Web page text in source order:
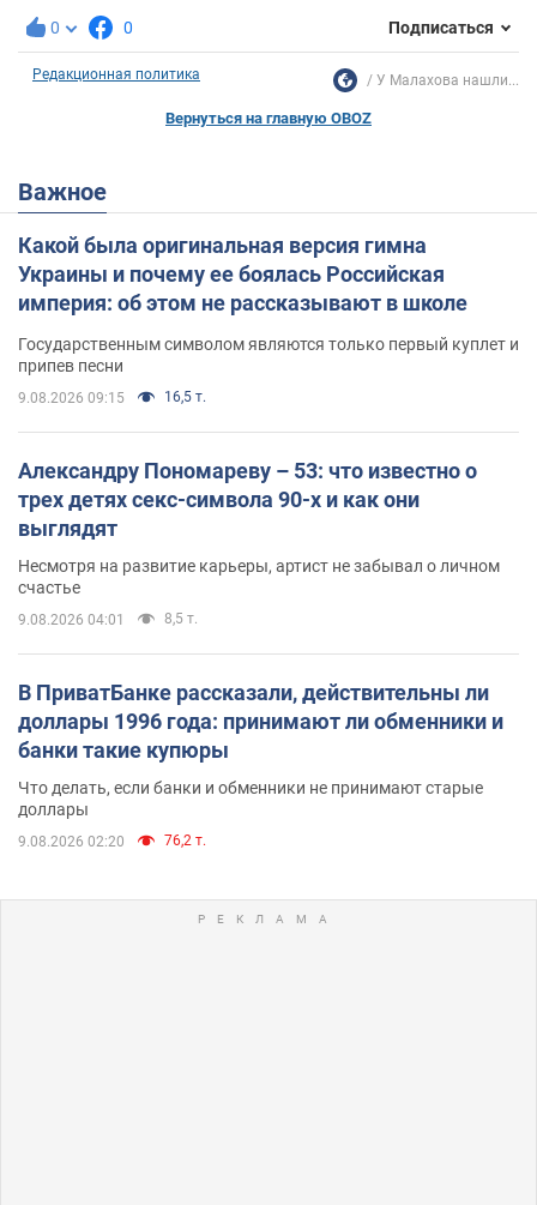
0 0 Подписаться
Редакционная политика У Малахова нашли...
Вернуться на главную OBOZ
Важное
Какой была оригинальная версия гимна
Украины и почему ее боялась Российская
империя: об этом не рассказывают в школе
Государственным символом являются только первый куплет и
припев песни
9.08.2026 09:15 16,5 т.
Александру Пономареву – 53: что известно о
трех детях секс-символа 90-х и как они
выглядят
Несмотря на развитие карьеры, артист не забывал о личном
счастье
9.08.2026 04:01 8,5 т.
В ПриватБанке рассказали, действительны ли
доллары 1996 года: принимают ли обменники и
банки такие купюры
Что делать, если банки и обменники не принимают старые
доллары
9.08.2026 02:20 76,2 т.